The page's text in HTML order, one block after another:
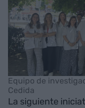
Equipo de
Cedida
La siguiente